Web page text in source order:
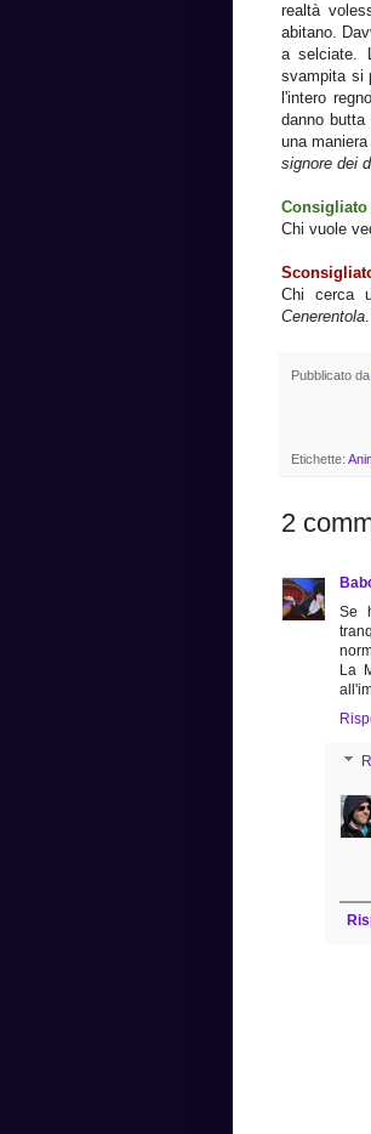
realtà
abitano.
a selciate.
svampita si
l'intero
danno
una
signore dei
Consigliato
Chi vuole
Chi cerca
Cenerentola
Pubblicato da
Etichette:
2
Se
La